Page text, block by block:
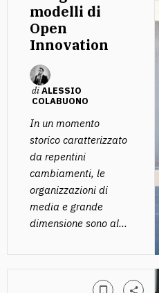
modelli di
Open
Innovation
diALESSIO
COLABUONO
In un momento
storico caratterizzato
da repentini
cambiamenti, le
organizzazioni di
media e grande
dimensione sono al...